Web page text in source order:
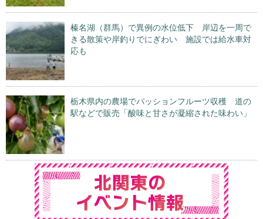
榛名湖（群馬）で異例の水位低下 岸辺を一周で
きる散策や岸釣りでにぎわい 施設では給水車対
応も
栃木県内の農場でパッションフルーツ収穫 道の
駅などで販売「酸味と甘さが凝縮された味わい」